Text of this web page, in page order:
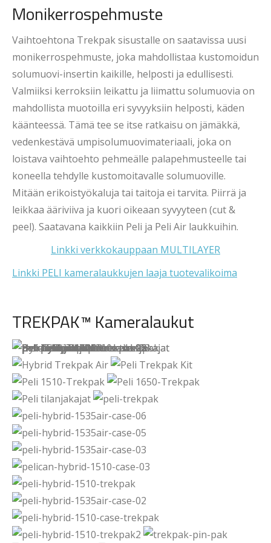
Monikerrospehmuste
Vaihtoehtona Trekpak sisustalle on saatavissa uusi
monikerrospehmuste, joka mahdollistaa kustomoidun
solumuovi-insertin kaikille, helposti ja edullisesti.
Valmiiksi kerroksiin leikattu ja liimattu solumuovia on
mahdollista muotoilla eri syvyyksiin helposti, käden
käänteessä. Tämä tee se itse ratkaisu on jämäkkä,
vedenkestävä umpisolumuovimateriaali, joka on
loistava vaihtoehto pehmeälle palapehmusteelle tai
koneella tehdylle kustomoitavalle solumuoville.
Mitään erikoistyökaluja tai taitoja ei tarvita. Piirrä ja
leikkaa ääriviiva ja kuori oikeaan syvyyteen (cut &
peel). Saatavana kaikkiin Peli ja Peli Air laukkuihin.
Linkki verkkokauppaan MULTILAYER
Linkki PELI kameralaukkujen laaja tuotevalikoima
TREKPAK™ Kameralaukut